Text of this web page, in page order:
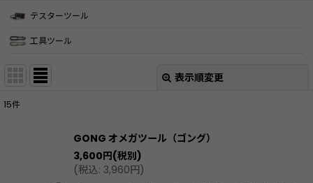
テスターツール
工具ツール
表示順変更
15件
GONG オメガツール（ゴング）
3,600円(税別)
(税込: 3,960円)